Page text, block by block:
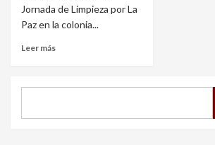
Jornada de Limpieza por La
Paz en la colonia...
Leer más